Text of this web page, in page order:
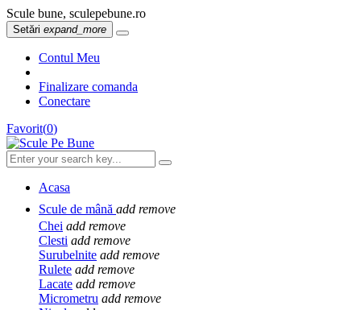
Scule bune, sculepebune.ro
Setări expand_more
Contul Meu
Finalizare comanda
Conectare
Favorit(0)
Acasa
Scule de mână add remove
Chei add remove
Clesti add remove
Surubelnite add remove
Rulete add remove
Lacate add remove
Micrometru add remove